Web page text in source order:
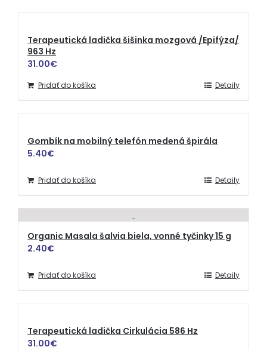
Terapeutická ladička šišinka mozgová /Epifýza/
963 Hz
31.00€
Pridať do košíka Detaily
Gombík na mobilný telefón medená špirála
5.40€
Pridať do košíka Detaily
Organic Masala šalvia biela, vonné tyčinky 15 g
2.40€
Pridať do košíka Detaily
Terapeutická ladička Cirkulácia 586 Hz
31.00€